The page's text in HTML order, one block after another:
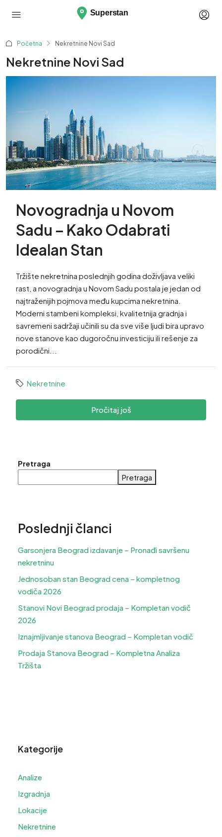
Početna Nekretnine Novi Sad
Nekretnine Novi Sad
Novogradnja u Novom
Sadu – Kako Odabrati
Idealan Stan
Tržište nekretnina poslednjih godina doživljava veliki
rast, a novogradnja u Novom Sadu postala je jedan od
najtraženijih pojmova među kupcima nekretnina.
Moderni stambeni kompleksi, kvalitetnija gradnja i
savremeni sadržaji učinili su da sve više ljudi bira upravo
nove stanove kao dugoročnu investiciju ili rešenje za
porodični...
Nekretnine
Pročitaj još
Pretraga
Pretraga
Poslednji članci
Garsonjera Beograd izdavanje – Pronađi savršenu
nekretninu
Jednosoban stan Beograd cena – kompletnog
vodiča 2026
Stanovi Novi Beograd prodaja – Kompletan vodič
2026
Iznajmljivanje stanova Beograd – Kompletan vodič
Prodaja Stanova Beograd – Kompletna Analiza
Tržišta
Kategorije
Analize
Izgradnja
Lokacije
Nekretnine